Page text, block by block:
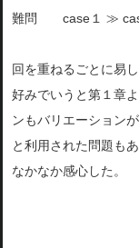
難問 case１ ≫
回を重ねるごとに易
好みでいうと第１章
ンもバリエーション
と利用された問題も
なかなか感心した。